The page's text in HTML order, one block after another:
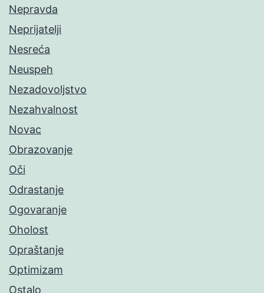
Nepravda
Neprijatelji
Nesreća
Neuspeh
Nezadovoljstvo
Nezahvalnost
Novac
Obrazovanje
Oči
Odrastanje
Ogovaranje
Oholost
Opraštanje
Optimizam
Ostalo